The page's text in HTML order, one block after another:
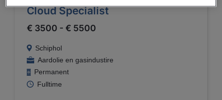
Cloud Specialist
€ 3500 - € 5500
Schiphol
Aardolie en gasindustire
Permanent
Fulltime